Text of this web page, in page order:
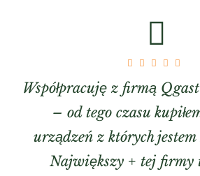
Współpracuję z firmą
– od tego czasu
urządzeń z których
Największy + tej firmy